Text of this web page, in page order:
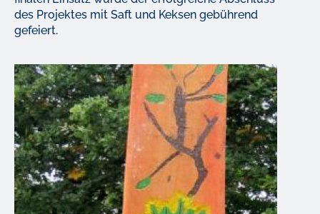
des Projektes mit Saft und Keksen gebührend
gefeiert.